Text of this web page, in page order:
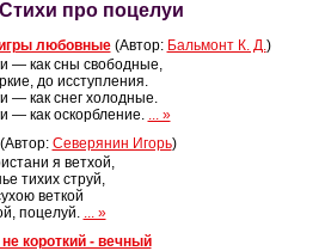
Стихи про поцелуи
любовные(Автор: Бальмонт К. Д.)
— как сны свободные,
до исступления.
— как снег холодные.
— как оскорбление. ... »
Северянин Игорь)
я ветхой,
тихих струй,
веткой
поцелуй. ... »
короткий - вечный